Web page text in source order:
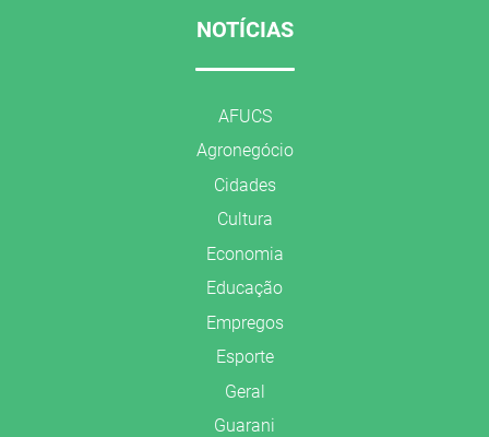
NOTÍCIAS
AFUCS
Agronegócio
Cidades
Cultura
Economia
Educação
Empregos
Esporte
Geral
Guarani